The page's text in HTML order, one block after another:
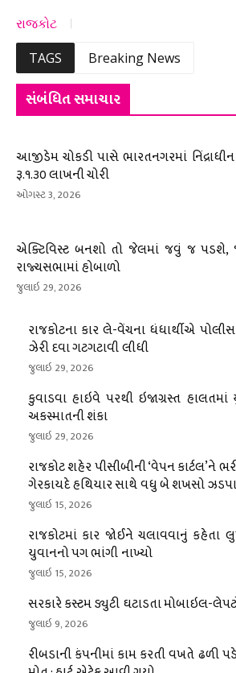
રાજકોટ
TAGS
Breaking News
સંબંધિત સમાચાર
આજીડેમ ચોકડી પાસે ભારતનગરમાં
રૂ.૧.૩૦ લાખની ચોરી
ઓગસ્ટ 3, 2026
એક્ટિવિસ્ટ બનશો તો જેલમાં જવું જ પડશે,
રાજ્યસભામાં હોબાળો
જુલાઇ 29, 2026
રાજકોટના કાર લે-વેંચના ધંધાર્થીએ
ઝેરી દવા ગટગટાવી લીધી
જુલાઇ 29, 2026
કુવાડવા હાઇવે પરથી ઇજાગ્રસ્ત હાલતમાં
અકસ્માતની શંકા
જુલાઇ 29, 2026
રાજકોટ શહેર પીસીબીની ‘વેપન કાર્ટલ’ને
ગેરકાયદે હથિયાર સાથે વધુ બે શખસો
જુલાઇ 15, 2026
રાજકોટમાં કાર જોઈને ચલાવવાનું
યુવાનનો પગ ભાંગી નાખ્યો
જુલાઇ 15, 2026
સરકારે કસ્ટમ ડ્યુટી ઘટાડતા મોબાઇલ-
જુલાઇ 9, 2026
રીબડાની કંપનીમાં કામ કરતી વખતે ઢળી